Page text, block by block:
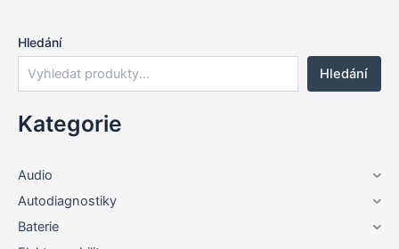
Hledání
Hledání
Kategorie
Audio
Autodiagnostiky
Baterie